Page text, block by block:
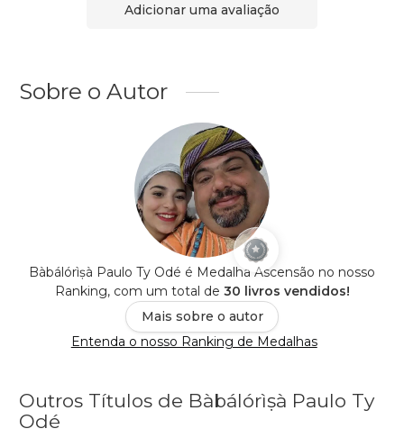
Adicionar uma avaliação
Sobre o Autor
Bàbálórìṣà Paulo Ty Odé é Medalha Ascensão no nosso
Ranking, com um total de 30 livros vendidos!
Mais sobre o autor
Entenda o nosso Ranking de Medalhas
Outros Títulos de Bàbálórìṣà Paulo Ty
Odé